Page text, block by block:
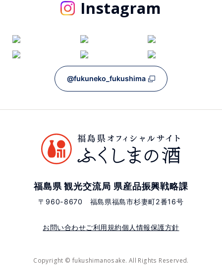
Instagram
@fukuneko_fukushima
福島県 観光交流局 県産品振興戦略課
〒960-8670 福島県福島市杉妻町2番16号
お問い合わせご利用規約個人情報保護方針
Copyright © fukushimanosake. All Rights Reserved.